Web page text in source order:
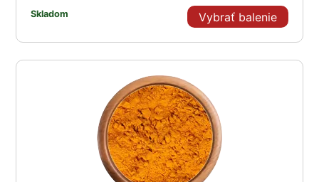
Skladom Vybrať balenie